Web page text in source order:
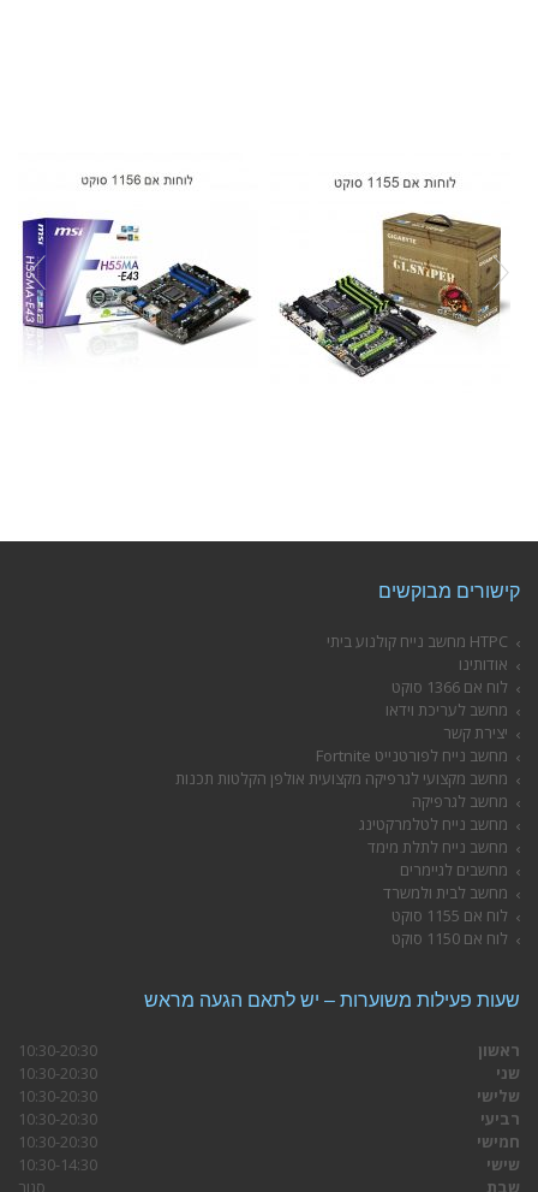
קישורים מבוקשים
HTPC מחשב נייח קולנוע ביתי
אודותינו
לוח אם 1366 סוקט
מחשב לעריכת וידאו
יצירת קשר
מחשב נייח לפורטנייט Fortnite
מחשב מקצועי לגרפיקה מקצועית אולפן הקלטות תכנות
מחשב לגרפיקה
מחשב נייח לטלמרקטינג
מחשב נייח לתלת מימד
מחשבים לגיימרים
מחשב לבית ולמשרד
לוח אם 1155 סוקט
לוח אם 1150 סוקט
שעות פעילות משוערות – יש לתאם הגעה מראש
ראשון
10:30-20:30
שני
10:30-20:30
שלישי
10:30-20:30
רביעי
10:30-20:30
חמישי
10:30-20:30
שישי
10:30-14:30
שבת
סגור